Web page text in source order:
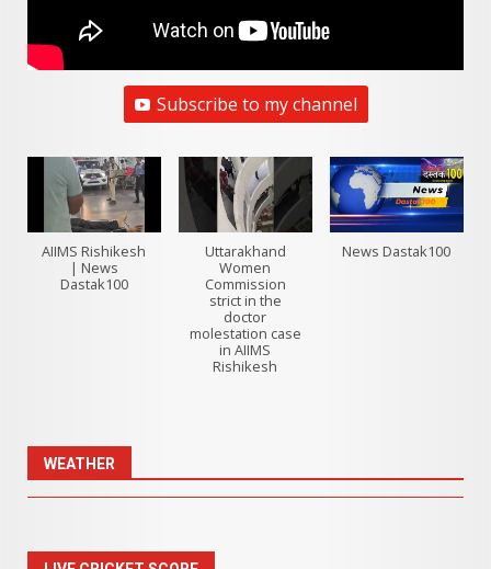
Subscribe to my channel
AIIMS Rishikesh
| News
Dastak100
Uttarakhand
Women
Commission
strict in the
doctor
molestation case
in AIIMS
Rishikesh
News Dastak100
WEATHER